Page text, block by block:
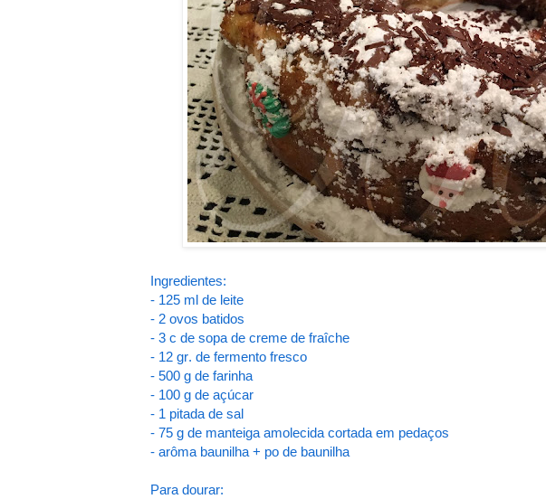
Ingredientes:
- 125 ml de leite
- 2 ovos batidos
- 3 c de sopa de creme de fraîche
- 12 gr. de fermento fresco
- 500 g de farinha
- 100 g de açúcar
- 1 pitada de sal
- 75 g de manteiga amolecida cortada em pedaços
- arôma baunilha + po de baunilha
Para dourar: